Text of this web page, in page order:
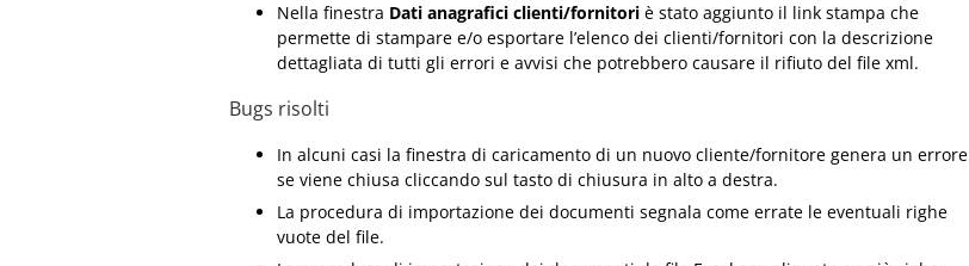
Nella finestra Dati anagrafici clienti/fornitori è stato aggiunto il link stampa che
permette di stampare e/o esportare l’elenco dei clienti/fornitori con la descrizione
dettagliata di tutti gli errori e avvisi che potrebbero causare il rifiuto del file xml.
Bugs risolti
In alcuni casi la finestra di caricamento di un nuovo cliente/fornitore genera un errore
se viene chiusa cliccando sul tasto di chiusura in alto a destra.
La procedura di importazione dei documenti segnala come errate le eventuali righe
vuote del file.